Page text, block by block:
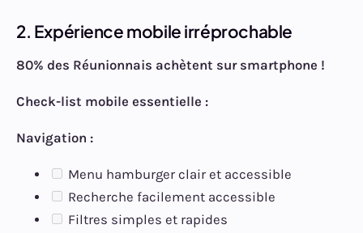
2. Expérience mobile irréprochable
80% des Réunionnais achètent sur smartphone !
Check-list mobile essentielle :
Navigation :
Menu hamburger clair et accessible
Recherche facilement accessible
Filtres simples et rapides